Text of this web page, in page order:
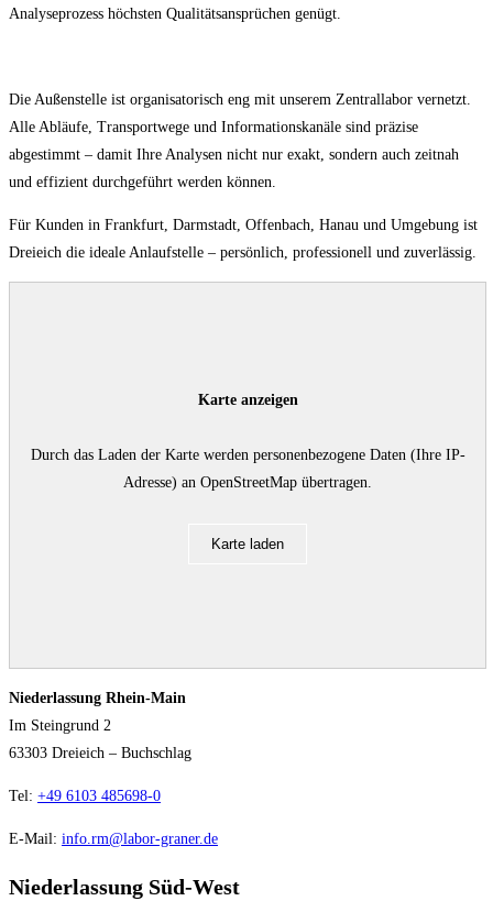
Analyseprozess höchsten Qualitätsansprüchen genügt.
Die Außenstelle ist organisatorisch eng mit unserem Zentrallabor vernetzt.
Alle Abläufe, Transportwege und Informationskanäle sind präzise
abgestimmt – damit Ihre Analysen nicht nur exakt, sondern auch zeitnah
und effizient durchgeführt werden können.
Für Kunden in Frankfurt, Darmstadt, Offenbach, Hanau und Umgebung ist
Dreieich die ideale Anlaufstelle – persönlich, professionell und zuverlässig.
Karte anzeigen
Durch das Laden der Karte werden personenbezogene Daten (Ihre IP-
Adresse) an OpenStreetMap übertragen.
Karte laden
Niederlassung Rhein-Main
Im Steingrund 2
63303 Dreieich – Buchschlag
Tel: +49 6103 485698-0
E-Mail: info.rm@labor-graner.de
Niederlassung Süd-West